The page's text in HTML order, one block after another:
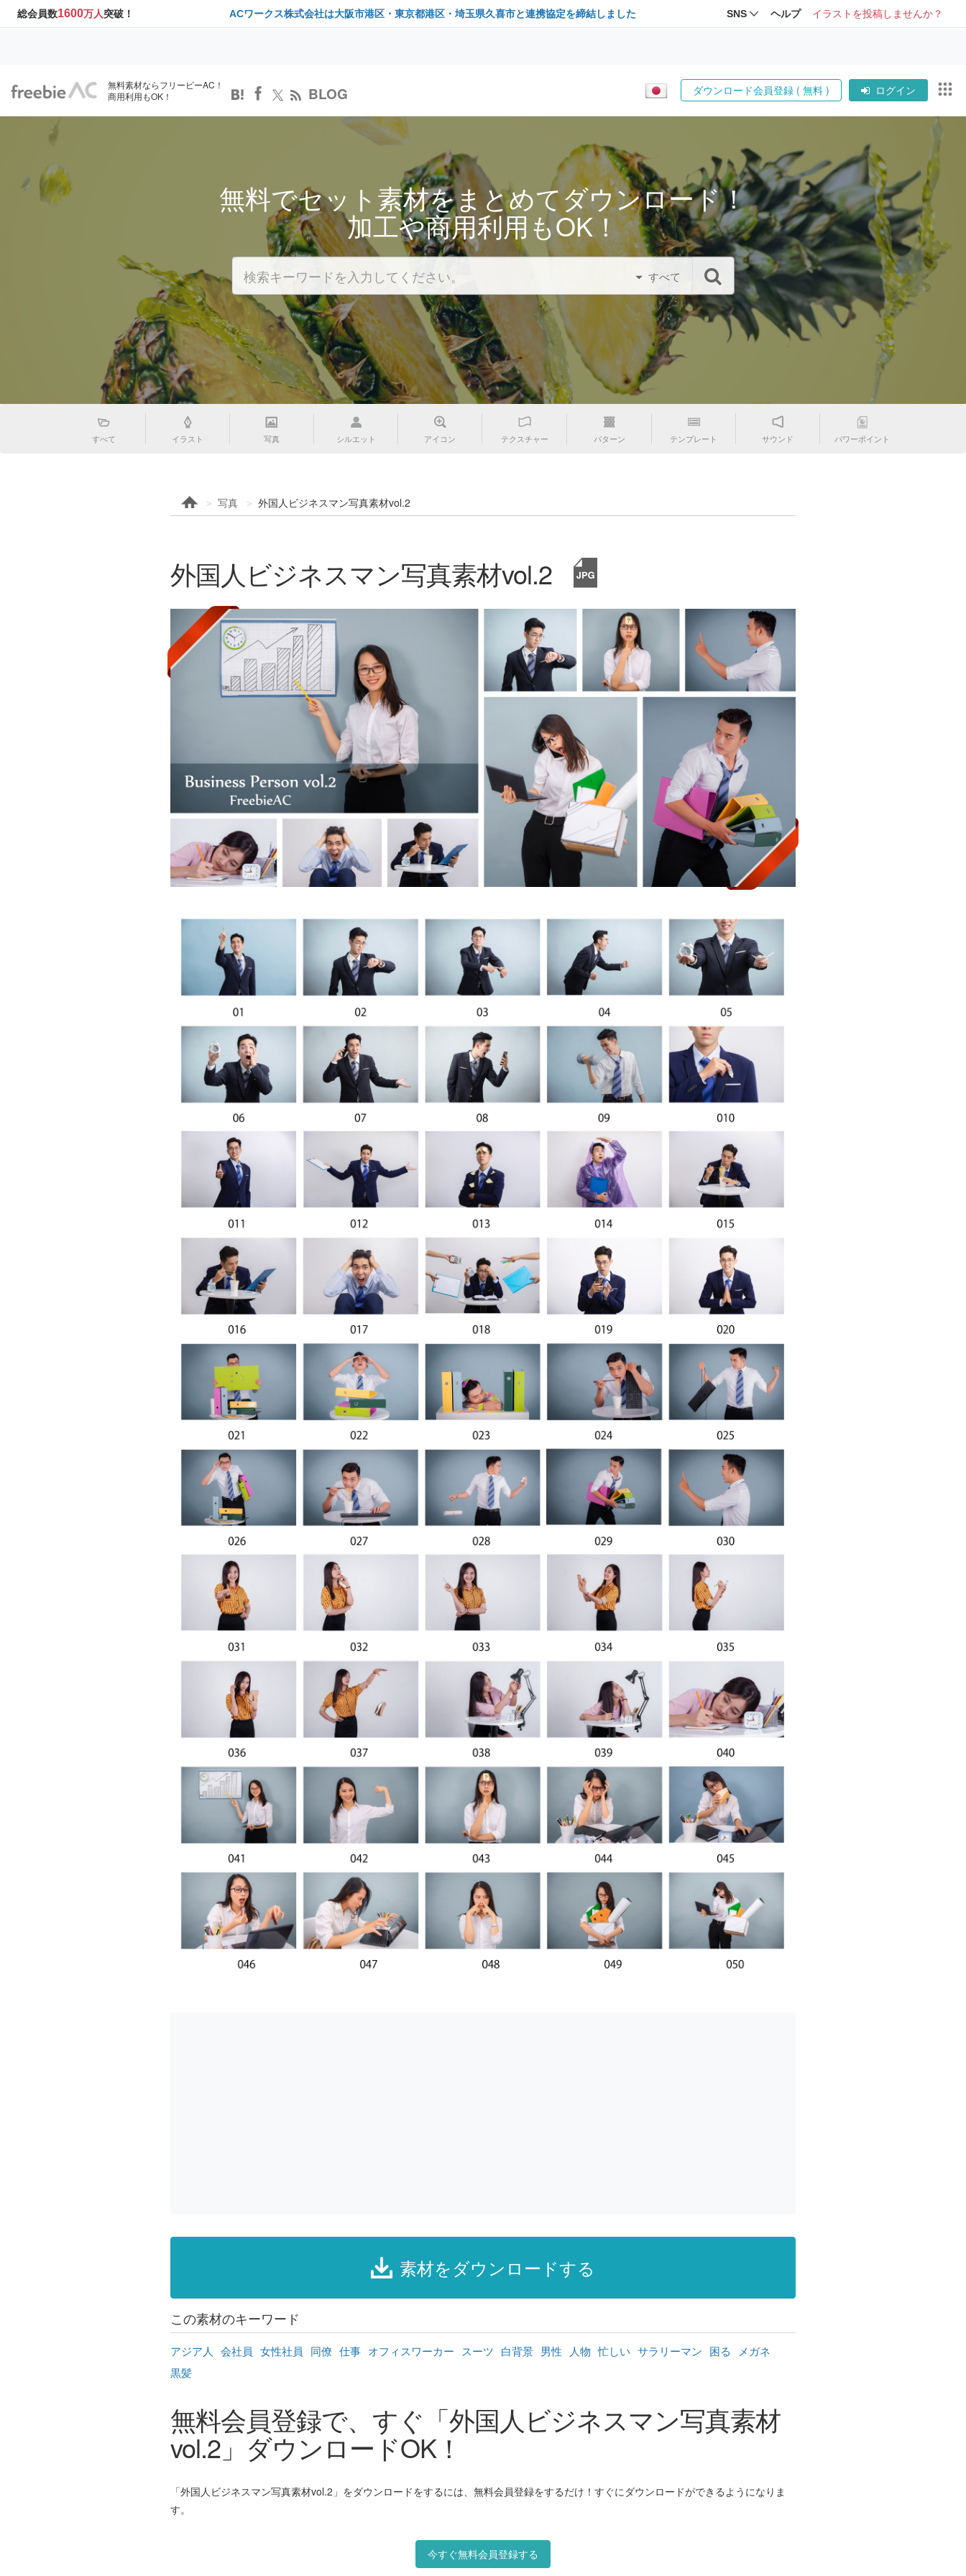
総会員数1600万人突破！ ACワークス株式会社は大阪市港区・東京都港区・埼玉県久喜市と連携協定を締結しました SNS ヘルプ イラストを投稿しませんか？
無料素材ならフリービーAC！
商用利用もOK！
BLOG ダウンロード会員登録 ( 無料 ) ログイン
無料でセット素材をまとめてダウンロード！
加工や商用利用もOK！
すべて
すべて イラスト 写真 シルエット アイコン テクスチャー パターン テンプレート サウンド パワーポイント
写真 外国人ビジネスマン写真素材vol.2
外国人ビジネスマン写真素材vol.2
素材をダウンロードする
この素材のキーワード
アジア人 会社員 女性社員 同僚 仕事 オフィスワーカー スーツ 白背景 男性 人物 忙しい サラリーマン 困る
メガネ
黒髪
無料会員登録で、すぐ「外国人ビジネスマン写真素材
vol.2」ダウンロードOK！
「外国人ビジネスマン写真素材vol.2」をダウンロードをするには、無料会員登録をするだけ！すぐにダウンロードができるようになりま
す。
今すぐ無料会員登録する